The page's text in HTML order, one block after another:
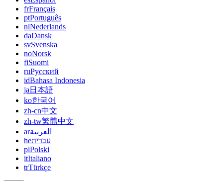
frFrançais
ptPortuguês
nlNederlands
daDansk
svSvenska
noNorsk
fiSuomi
ruРусский
idBahasa Indonesia
ja 日本語
ko한국어
zh-cn中文
zh-tw繁體中文
arالعربية
heעברית
plPolski
itItaliano
trTürkçe